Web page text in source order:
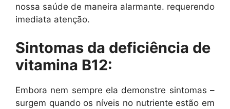
nossa saúde de maneira alarmante. requerendo
imediata atenção.
Sintomas da deficiência de
vitamina B12:
Embora nem sempre ela demonstre sintomas –
surgem quando os níveis no nutriente estão em